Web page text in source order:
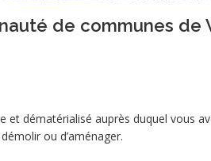
de communes de
dématérialisé auprès duquel vous
ou d’aménager.